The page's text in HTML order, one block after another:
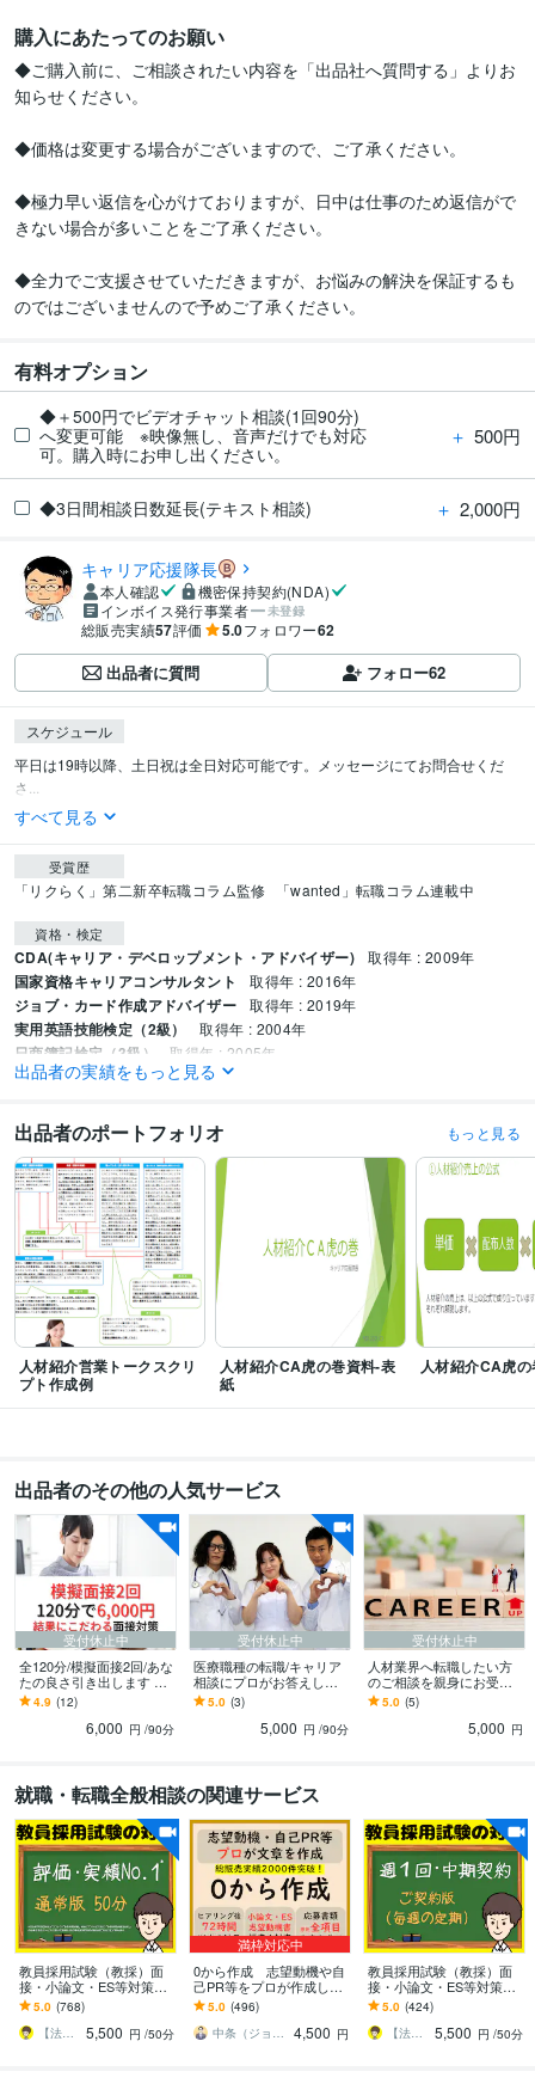
購入にあたってのお願い
◆ご購入前に、ご相談されたい内容を「出品社へ質問する」よりお
知らせください。
◆価格は変更する場合がございますので、ご了承ください。
◆極力早い返信を心がけておりますが、日中は仕事のため返信がで
きない場合が多いことをご了承ください。
◆全力でご支援させていただきますが、お悩みの解決を保証するも
のではございませんので予めご了承ください。
有料オプション
◆＋500円でビデオチャット相談(1回90分)
へ変更可能 ※映像無し、音声だけでも対応
可。購入時にお申し出ください。
＋ 500円
◆3日間相談日数延長(テキスト相談) ＋ 2,000円
キャリア応援隊長
本人確認
機密保持契約(NDA)
インボイス発行事業者
未登録
総販売実績57評価 5.0フォロワー62
出品者に質問 フォロー62
スケジュール
平日は19時以降、土日祝は全日対応可能です。メッセージにてお問合せくだ
さ...
すべて見る
受賞歴
「リクらく」第二新卒転職コラム監修 「wanted」転職コラム連載中
資格・検定
CDA(キャリア・デベロップメント・アドバイザー) 取得年 : 2009年
国家資格キャリアコンサルタント 取得年 : 2016年
ジョブ・カード作成アドバイザー 取得年 : 2019年
実用英語技能検定（2級） 取得年 : 2004年
日商簿記検定（3級） 取得年 : 2005年
ビジネス代行・事務代行
人材紹介 派遣
学習指導・資格・キャリア相談 キャリアコンサルティング
転職 就職 医療職種 面接対策
出品者の実績をもっと見る
出品者のポートフォリオ もっと見る
人材紹介営業トークスクリ
プト作成例
人材紹介CA虎の巻資料-表
紙
人材紹介CA虎
出品者のその他の人気サービス
受付休止中
全120分/模擬面接2回/あな
たの良さ引き出します 販
売50件超/内容に自信あり/
人材業界11年現役
4.9 (12)
6,000 円 /90分
受付休止中
医療職種の転職/キャリア
相談にプロがお答えしま
す 販売50件超☆医療転職
支援11年/国家資格/親身に
5.0 (3)
5,000 円 /90分
受付休止中
人材業界へ転職したい方
のご相談を親身にお受け
します 販売50件超/業界歴
11年/人材業界の裏表なん
5.0 (5)
5,000 円
就職・転職全般相談の関連サービス
教員採用試験（教採）面
接・小論文・ES等対策し
ます ✨場面指導･集団討
論・模擬授業・指導案・
教養・願書なども❗️
5.0 (768)
【法人】教員採用試験対策の合同会社ユウ
5,500 円 /50分
満枠対応中
0から作成 志望動機や自
己PR等をプロが作成しま
す プロ品質の文章を作成/
結果に直結 総販売実績2
000件突破
5.0 (496)
中条（ジョインキャリアオフィス）
4,500 円
教員採用試験（教採）面
接・小論文・ES等対策し
ます ✨【ご契約版】勉強
計画･専門科目などもオー
ダーメイドで❗️
5.0 (424)
【法人】教員採用試験対策の合同会社ユウ
5,500 円 /50分